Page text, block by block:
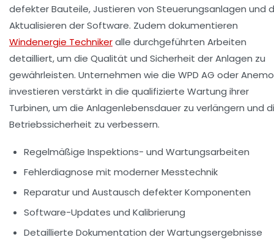
defekter Bauteile, Justieren von Steuerungsanlagen und
Aktualisieren der Software. Zudem dokumentieren
Windenergie Technikeralle durchgeführten Arbeiten
detailliert, um die Qualität und Sicherheit der Anlagen zu
gewährleisten. Unternehmen wie die WPD AG oder
investieren verstärkt in die qualifizierte Wartung ihrer
Turbinen, um die Anlagenlebensdauer zu verlängern und
Betriebssicherheit zu verbessern.
Regelmäßige Inspektions- und Wartungsarbeiten
Fehlerdiagnose mit moderner Messtechnik
Reparatur und Austausch defekter Komponenten
Software-Updates und Kalibrierung
Detaillierte Dokumentation der Wartungsergebnisse